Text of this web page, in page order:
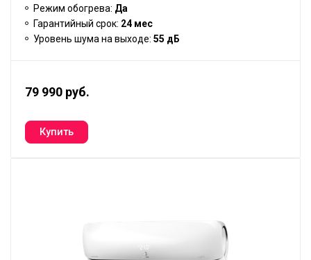
Режим обогрева: Да
Гарантийный срок: 24 мес
Уровень шума на выходе: 55 дБ
79 990 руб.